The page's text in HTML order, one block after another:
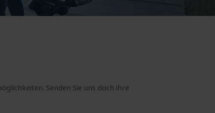
Senden Sie uns doch ihre